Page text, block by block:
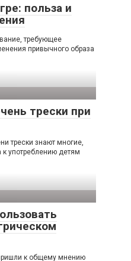
польза и
требующее
привычного образа
трески при
трески знают многие,
употреблению детям
к общему мнению